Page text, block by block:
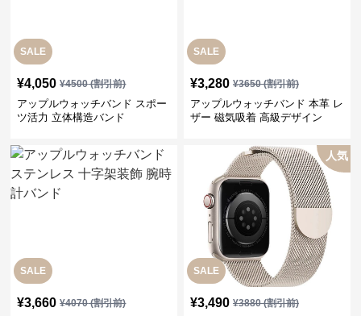
SALE
¥4,050 ¥4500(割引前)
アップルウォッチバンド スポー
ツ活力 立体構造バンド
SALE
¥3,280 ¥3650(割引前)
アップルウォッチバンド 本革 レ
ザー 磁気吸着 高級デザイン
SALE
¥3,660 ¥4070(割引前)
SALE
人気
¥3,490 ¥3880(割引前)